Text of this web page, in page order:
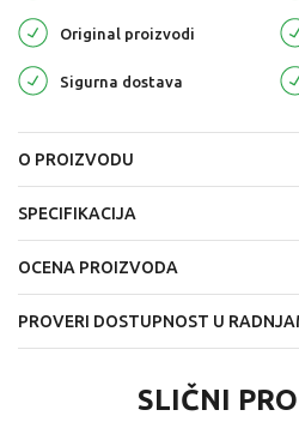
Original proizvodi
Sigurna dostava
O PROIZVODU
SPECIFIKACIJA
OCENA PROIZVODA
PROVERI DOSTUPNOST U
SLIČNI